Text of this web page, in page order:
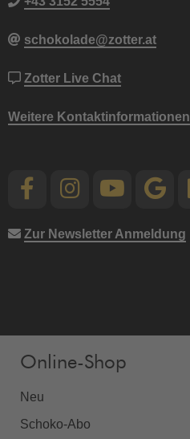
schokolade@zotter.at
Zotter Live Chat
Weitere Kontaktinformationen
Zur Newsletter Anmeldung
Online-Shop
Neu
Schoko-Abo